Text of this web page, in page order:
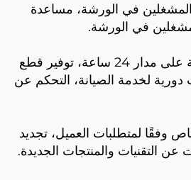
المشغلين في الورشة، مساعدة
في الورشة.
خدمة استفسارات تقنية على مدار 24 ساعة، توفير قطع
دورية لخدمة الصيانة، التحكم عن
وفقًا لمتطلبات العميل، تجديد
عن التقنيات والمنتجات الجديدة.